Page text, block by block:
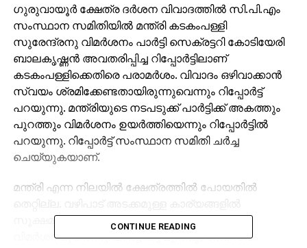
ഗുരുവായൂര്‍ ക്ഷേത്ര ദര്‍ശന വിവാദത്തില്‍ സി.പി.എം
സംസ്ഥാന സമിതിയില്‍ മന്ത്രി കടകംപള്ളി
സുരേന്ദ്രനു വിമര്‍ശനം പാര്‍ട്ടി സെക്രട്ടറി കോടിയേരി
ബാലകൃഷ്ണന്‍ അവതരിപ്പിച്ച റിപ്പോര്‍ട്ടിലാണ്
കടകംപള്ളിക്കെതിരെ പരാമര്‍ശം. വിവാദം ഒഴിവാക്കാന്‍
സ്വയം ശ്രമിക്കേണ്ടതായിരുന്നുവെന്നും റിപ്പോര്‍ട്ട്
പറയുന്നു. മന്ത്രിയുടെ നടപടുക്ക് പാര്‍ട്ടിക്ക് അകത്തും
പുറത്തും വിമര്‍ശനം ഉയര്‍ത്തിയെന്നും റിപ്പോര്‍ട്ടില്‍
പറയുന്നു. റിപ്പോര്‍ട്ട് സംസ്ഥാന സമിതി ചര്‍ച്ച
ചെയ്യുകയാണ്.
മന്ത്രി എന്ന നിലയില്‍ ക്ഷേത്രത്തില്‍ പോയതില്‍
സൂക്ഷമത പുലര്‍ത്താമായിരുന്നുവെന്നും
വിമര്‍ശനമുയര്‍ന്നു. പാര്‍ട്ടിക്കു മുന്‍പും ദേവസ്വം
CONTINUE READING